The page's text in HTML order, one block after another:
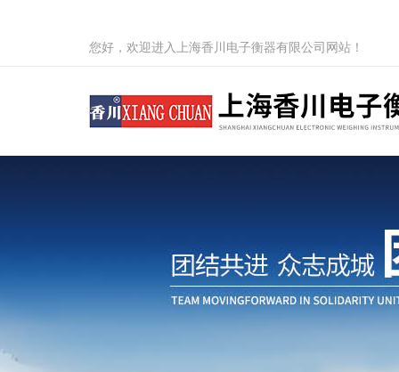
您好，欢迎进入上海香川电子衡器有限公司网站！